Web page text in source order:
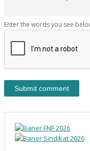
Enter the words you see